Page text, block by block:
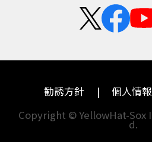
BALIUSⅡ
BANDIT 1250FBANDIT
BANDIT1250F
BEETフルエキ
BEETマ
BLACKLIMITEDBMW
BMW S1000RR Mパッ
ハーレーダビッドソン
ドゥカティ
モ
他
兵
中途採用・アルバイト
勧誘方針
個人情
Copyright © YellowHat-Sox
d.